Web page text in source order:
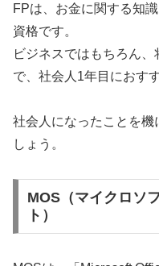
FPは、お金に関する知
資格です。
ビジネスではもちろん
で、社会人1年目におす
社会人になったことを
しょう。
MOS（マイクロソ
ト）